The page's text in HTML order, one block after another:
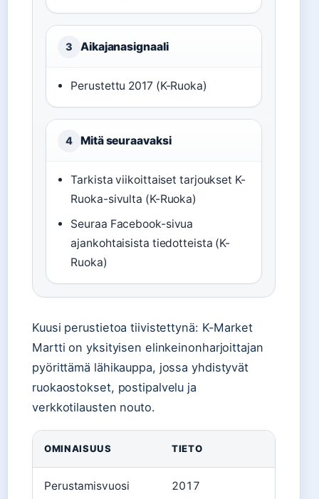
3 Aikajanasignaali
Perustettu 2017 (K-Ruoka)
4 Mitä seuraavaksi
Tarkista viikoittaiset tarjoukset K-
Ruoka-sivulta (K-Ruoka)
Seuraa Facebook-sivua
ajankohtaisista tiedotteista (K-
Ruoka)
Kuusi perustietoa tiivistettynä: K-Market
Martti on yksityisen elinkeinonharjoittajan
pyörittämä lähikauppa, jossa yhdistyvät
ruokaostokset, postipalvelu ja
verkkotilausten nouto.
OMINAISUUS TIETO
Perustamisvuosi 2017